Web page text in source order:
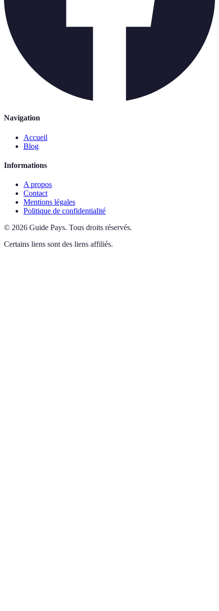
Navigation
Accueil
Blog
Informations
A propos
Contact
Mentions légales
Politique de confidentialité
© 2026 Guide Pays. Tous droits réservés.
Certains liens sont des liens affiliés.